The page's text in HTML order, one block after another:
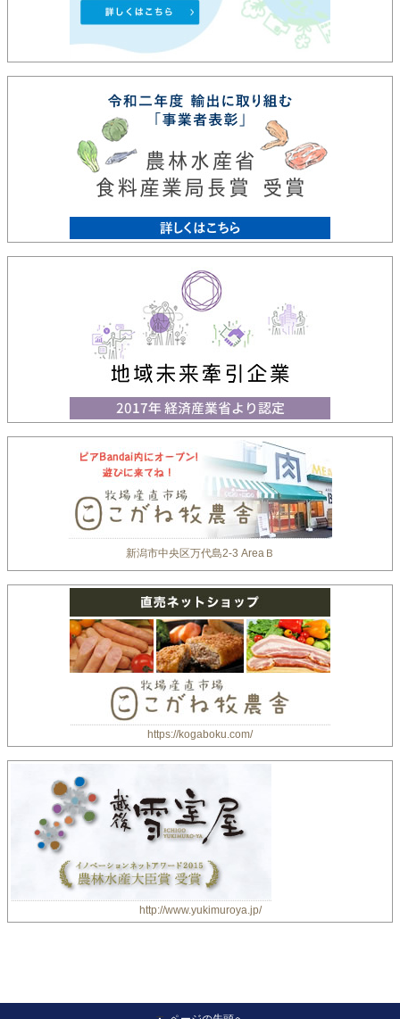
新潟市中央区万代島2-3 AreaＢ
https://kogaboku.com/
http://www.yukimuroya.jp/